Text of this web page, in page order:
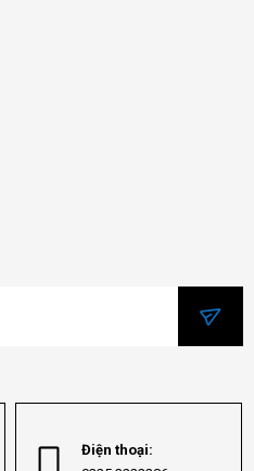
Điện thoại: